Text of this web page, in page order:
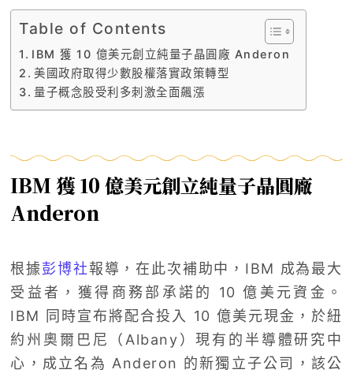
Table of Contents
IBM 獲 10 億美元創立純量子晶圓廠 Anderon
美國政府取得少數股權落實政策轉型
量子概念股受利多刺激全面飆漲
IBM 獲 10 億美元創立純量子晶圓廠
Anderon
根據彭博社報導，在此次補助中，IBM 成為最大
受益者，獲得商務部承諾的 10 億美元資金。
IBM 同時宣布將配合投入 10 億美元現金，於紐
約州奧爾巴尼（Albany）現有的半導體研究中
心，成立名為 Anderon 的新獨立子公司，該公